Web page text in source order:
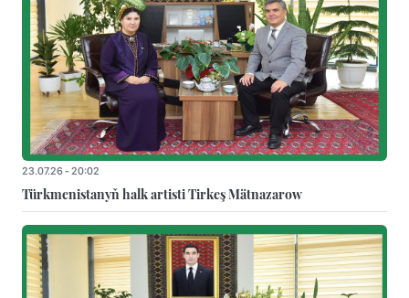
23.07.26 - 20:02
Türkmenistanyň halk artisti Tirkeş Mätnazarow